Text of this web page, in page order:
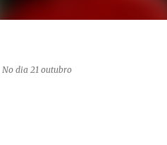
No dia 21 outubro